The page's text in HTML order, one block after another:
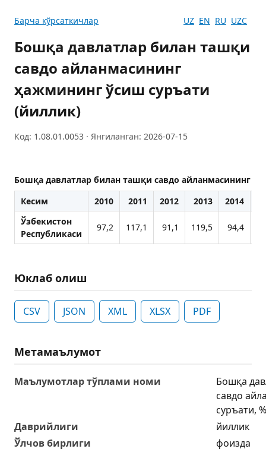
Барча кўрсаткичлар UZ EN RU UZC
Бошқа давлатлар билан ташқи
савдо айланмасининг
ҳажмининг ўсиш суръати
(йиллик)
Код: 1.08.01.0053 · Янгиланган: 2026-07-15
Бошқа давлатлар билан ташқи савдо айланмасининг
Кесим
2010 2011 2012 2013 2014
Ўзбекистон
Республикаси
97,2 117,1 91,1 119,5 94,4
Юклаб олиш
CSV JSON XML XLSX PDF
Метамаълумот
Маълумотлар тўплами номи
Бошқа
савдо
суръати,
Даврийлиги
йиллик
Ўлчов бирлиги
фоизда